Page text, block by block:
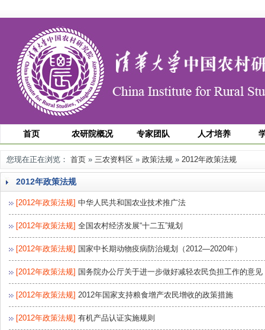
首页 农研院概况 专家团队 人才培养
您现在正在浏览： 首页 » 三农资料区 » 政策法规 » 2012年政策法规
2012年政策法规
[2012年政策法规] 中华人民共和国农业技术推广法
[2012年政策法规] 全国农村经济发展“十二五”规划
[2012年政策法规] 国家中长期动物疫病防治规划（2012—2020年）
[2012年政策法规] 国务院办公厅关于进一步做好减轻农民负担工作的意见
[2012年政策法规] 2012年国家支持粮食增产农民增收的政策措施
[2012年政策法规] 有机产品认证实施规则